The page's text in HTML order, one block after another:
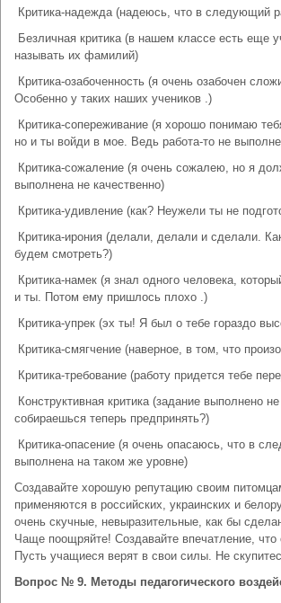
Критика-надежда (надеюсь, что в следующий
Безличная критика (в нашем классе есть еще
называть их фамилий)
Критика-озабоченность (я очень озабочен
Особенно у таких наших учеников .)
Критика-сопереживание (я хорошо понимаю
но и ты войди в мое. Ведь работа-то не
Критика-сожаление (я очень сожалею, но я
выполнена не качественно)
Критика-удивление (как? Неужели ты не
Критика-ирония (делали, делали и сделали.
будем смотреть?)
Критика-намек (я знал одного человека,
и ты. Потом ему пришлось плохо .)
Критика-упрек (эх ты! Я был о тебе гораздо
Критика-смягчение (наверное, в том, что
Критика-требование (работу придется тебе
Конструктивная критика (задание выполнено
собираешься теперь предпринять?)
Критика-опасение (я очень опасаюсь, что в
выполнена на таком же уровне)
Создавайте хорошую репутацию своим
применяются в российских, украинских и
очень скучные, невыразительные, как бы
Чаще поощряйте! Создавайте впечатление, что
Пусть учащиеся верят в свои силы. Не
Вопрос № 9. Методы педагогического